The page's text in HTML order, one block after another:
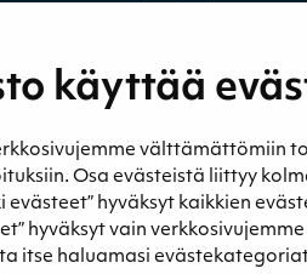
käyttää
välttämättömiin
Osa evästeistä liittyy
evästeet” hyväksyt kaikkien
hyväksyt vain
itse haluamasi
Media
Uutiset ja blogit
Podcast